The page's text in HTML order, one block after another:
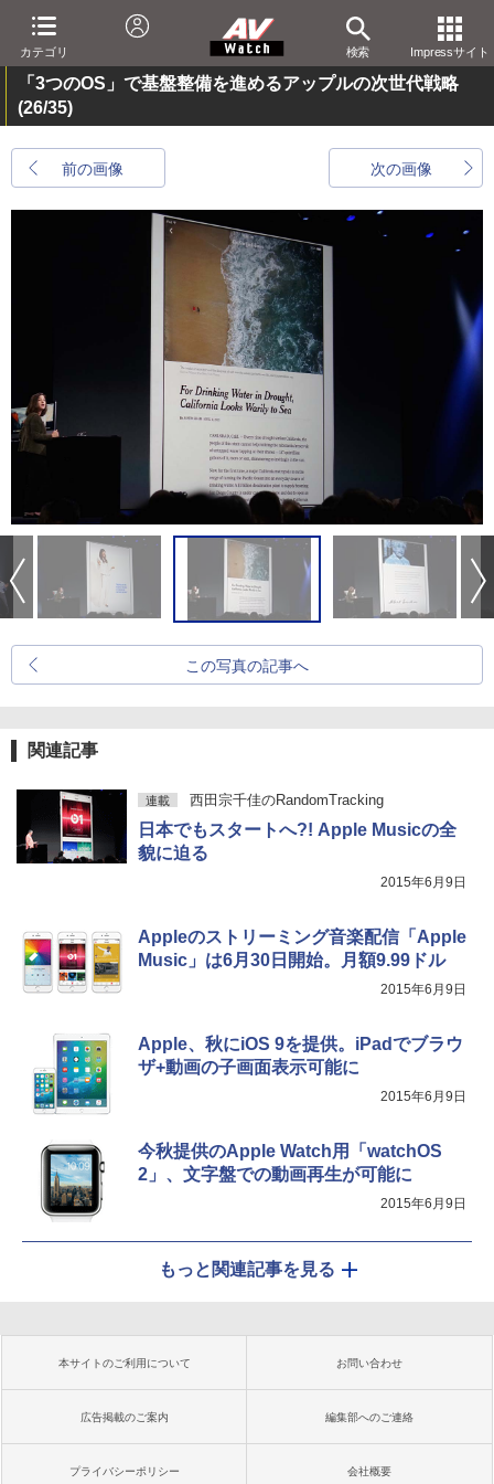
カテゴリ 検索 Impressサイト
「3つのOS」で基盤整備を進めるアップルの次世代戦略
(26/35)
前の画像 次の画像
この写真の記事へ
関連記事
連載 西田宗千佳のRandomTracking
日本でもスタートへ?! Apple Musicの全
貌に迫る
2015年6月9日
Appleのストリーミング音楽配信「Apple
Music」は6月30日開始。月額9.99ドル
2015年6月9日
Apple、秋にiOS 9を提供。iPadでブラウ
ザ+動画の子画面表示可能に
2015年6月9日
今秋提供のApple Watch用「watchOS
2」、文字盤での動画再生が可能に
2015年6月9日
もっと関連記事を見る
本サイトのご利用について お問い合わせ
広告掲載のご案内 編集部へのご連絡
プライバシーポリシー 会社概要